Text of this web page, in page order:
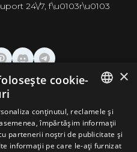
24\/7, f\u0103r\u0103
ENGLISH
GERMAN
ROMANIAN
×
cookie-
conținutul, reclamele și
împărtășim informații
partenerii noștri de publicitate și
informații pe care le-ați furnizat